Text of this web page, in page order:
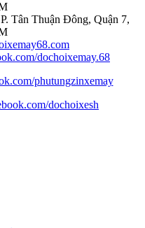
Tân Thuận Đông, Quận 7,
dochoixemay.68
phutungzinxemay
dochoixesh